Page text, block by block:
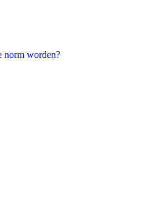
norm worden?